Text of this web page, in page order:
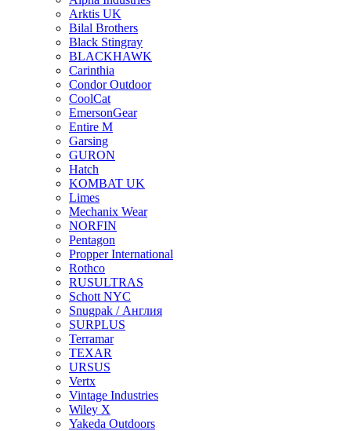
Arktis UK
Bilal Brothers
Black Stingray
BLACKHAWK
Carinthia
Condor Outdoor
CoolCat
EmersonGear
Entire M
Garsing
GURON
Hatch
KOMBAT UK
Limes
Mechanix Wear
NORFIN
Pentagon
Propper International
Rothco
RUSULTRAS
Schott NYC
Snugpak / Англия
SURPLUS
Terramar
TEXAR
URSUS
Vertx
Vintage Industries
Wiley X
Yakeda Outdoors